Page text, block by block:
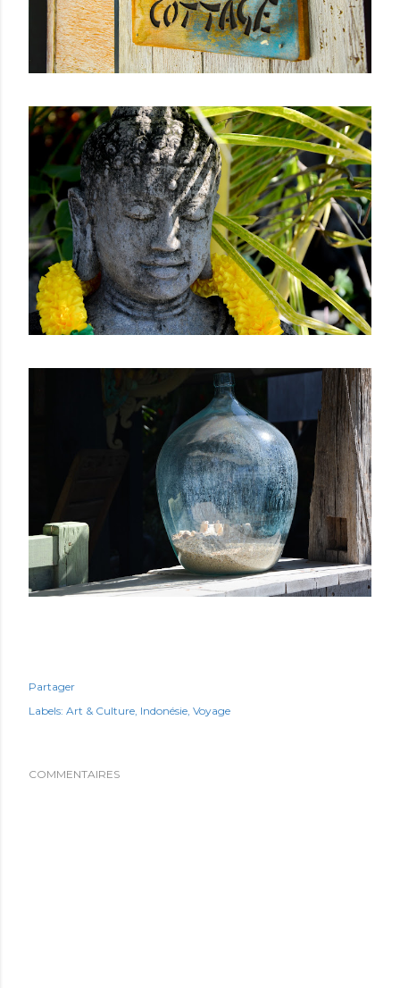
Partager
Labels: Art & Culture Indonésie Voyage
COMMENTAIRES